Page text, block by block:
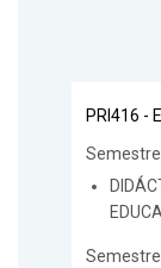
PRI416 -